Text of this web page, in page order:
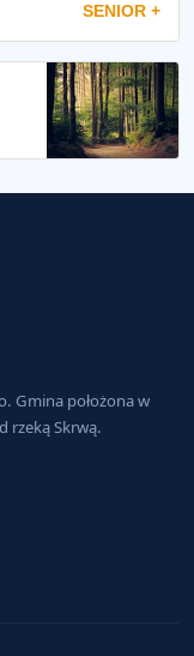
SENIOR +
Gmina położona w
rzeką Skrwą.